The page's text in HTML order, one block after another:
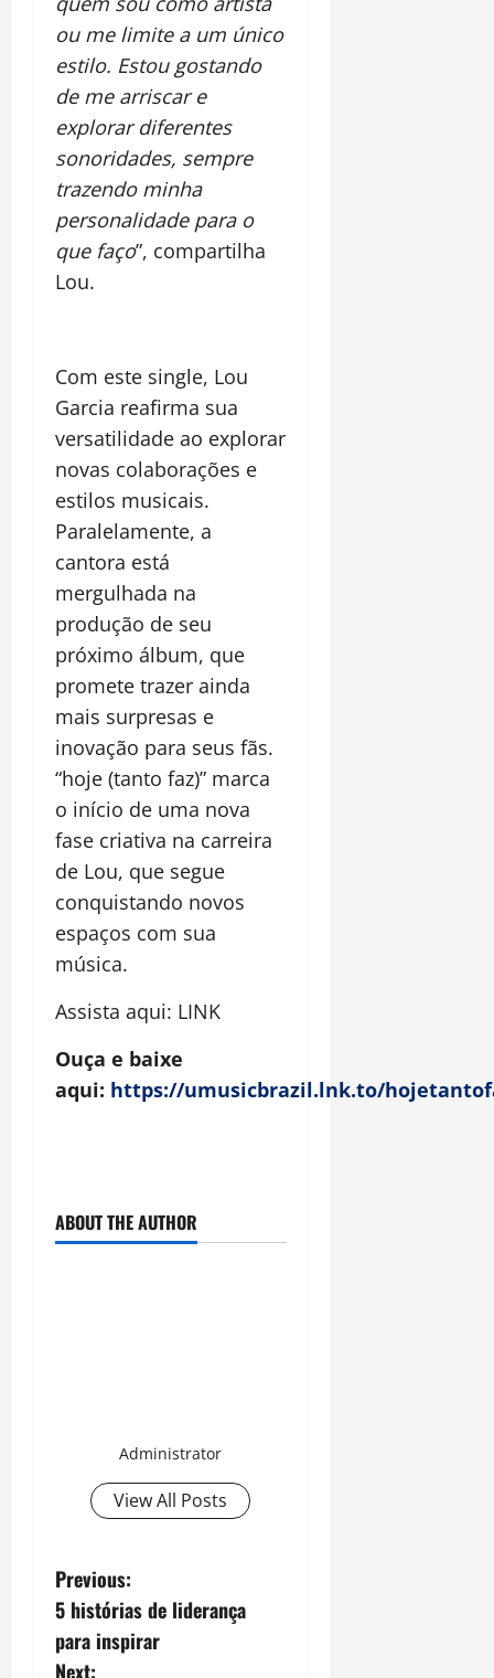
ou me limite a um único
estilo. Estou gostando
de me arriscar e
explorar diferentes
sonoridades, sempre
trazendo minha
personalidade para o
que faço”, compartilha
Lou.
Com este single, Lou
Garcia reafirma sua
versatilidade ao explorar
novas colaborações e
estilos musicais.
Paralelamente, a
cantora está
mergulhada na
produção de seu
próximo álbum, que
promete trazer ainda
mais surpresas e
inovação para seus fãs.
“hoje (tanto faz)” marca
o início de uma nova
fase criativa na carreira
de Lou, que segue
conquistando novos
espaços com sua
música.
Assista aqui: LINK
Ouça e baixe
aqui: https://umusicbrazil.lnk.to/
ABOUT THE AUTHOR
Administrator
View All Posts
P
o
Previous:
5 histórias de liderança
para inspirar
Next: